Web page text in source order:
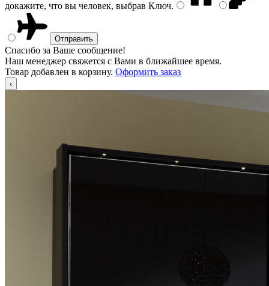
докажите, что вы человек, выбрав Ключ.
Спасибо за Ваше сообщение!
Наш менеджер свяжется с Вами в ближайшее время.
Товар добавлен в корзину. Оформить заказ